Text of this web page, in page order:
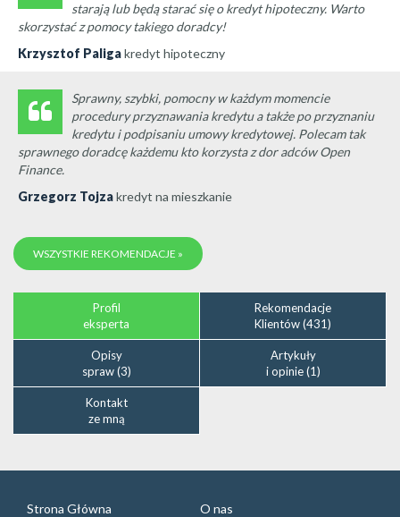
starają lub będą starać się o kredyt hipoteczny. Warto
skorzystać z pomocy takiego doradcy!
Krzysztof Paligakredyt hipoteczny
Sprawny, szybki, pomocny w każdym momencie
procedury przyznawania kredytu a także po przyznaniu
kredytu i podpisaniu umowy kredytowej. Polecam tak
sprawnego doradcę każdemu kto korzysta z dor adców Open
Finance.
Grzegorz Tojzakredyt na mieszkanie
WSZYSTKIE REKOMENDACJE »
Profil
eksperta
Rekomendacje
Klientów (431)
Opisy
spraw (3)
Artykuły
i opinie (1)
Kontakt
ze mną
Strona Główna O nas